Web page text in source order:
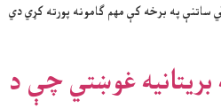
ساتنې په برخه کې مهم ګامونه پورته کړي دي
بریتانیه غوښتي چې د